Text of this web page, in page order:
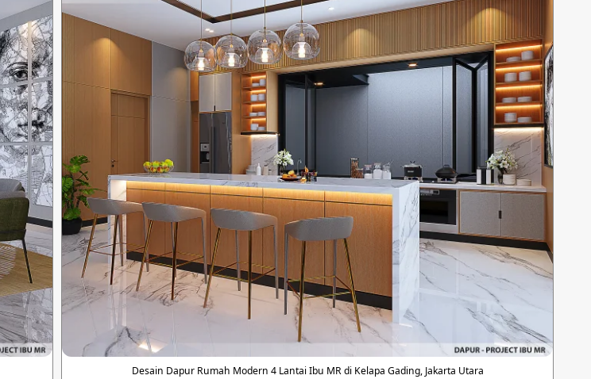
Desain Dapur Rumah Modern 4 Lantai Ibu MR di Kelapa Gading, Jakarta Utara